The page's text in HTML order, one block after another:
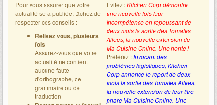
Pour vous assurer que votre
actualité sera publiée, tâchez de
respecter ces conseils :
Relisez vous, plusieurs
fois
Assurez-vous que votre
actualité ne contient
aucune faute
d'orthographe, de
grammaire ou de
traduction.
Evitez :Kitchen Corp démontre
une nouvelle fois leur
incompétence en repoussant de
deux mois la sortie des Tomates
Ailees, la nouvelle extension de
Ma Cuisine Online. Une honte !
Préférez :Invocant des
problèmes logistiques, Kitchen
Corp annonce le report de deux
mois la sortie des Tomates Ailees,
la nouvelle extension de leur titre
phare Ma Cuisine Online. Une